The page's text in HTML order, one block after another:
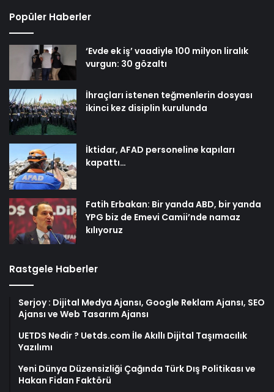
Popüler Haberler
‘Evde ek iş’ vaadiyle 100 milyon liralık
vurgun: 30 gözaltı
İhraçları istenen teğmenlerin dosyası
ikinci kez disiplin kurulunda
İktidar, AFAD personeline kapıları
kapattı…
Fatih Erbakan: Bir yanda ABD, bir yanda
YPG biz de Emevi Camii’nde namaz
kılıyoruz
Rastgele Haberler
Serjoy : Dijital Medya Ajansı, Google Reklam Ajansı, SEO
Ajansı ve Web Tasarım Ajansı
UETDS Nedir ? Uetds.com İle Akıllı Dijital Taşımacılık
Yazılımı
Yeni Dünya Düzensizliği Çağında Türk Dış Politikası ve
Hakan Fidan Faktörü